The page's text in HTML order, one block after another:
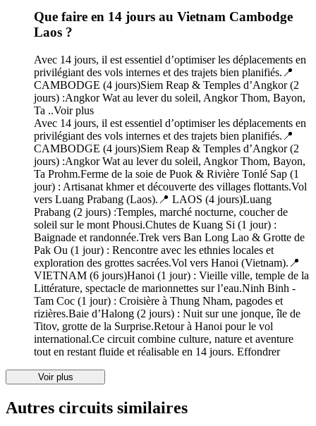
Que faire en 14 jours au Vietnam Cambodge
Laos ?
Avec 14 jours, il est essentiel d’optimiser les déplacements en
privilégiant des vols internes et des trajets bien planifiés.📍
CAMBODGE (4 jours)Siem Reap & Temples d’Angkor (2
jours) :Angkor Wat au lever du soleil, Angkor Thom, Bayon,
Ta ..Voir plus
Avec 14 jours, il est essentiel d’optimiser les déplacements en
privilégiant des vols internes et des trajets bien planifiés.📍
CAMBODGE (4 jours)Siem Reap & Temples d’Angkor (2
jours) :Angkor Wat au lever du soleil, Angkor Thom, Bayon,
Ta Prohm.Ferme de la soie de Puok & Rivière Tonlé Sap (1
jour) : Artisanat khmer et découverte des villages flottants.Vol
vers Luang Prabang (Laos).📍 LAOS (4 jours)Luang
Prabang (2 jours) :Temples, marché nocturne, coucher de
soleil sur le mont Phousi.Chutes de Kuang Si (1 jour) :
Baignade et randonnée.Trek vers Ban Long Lao & Grotte de
Pak Ou (1 jour) : Rencontre avec les ethnies locales et
exploration des grottes sacrées.Vol vers Hanoi (Vietnam).📍
VIETNAM (6 jours)Hanoi (1 jour) : Vieille ville, temple de la
Littérature, spectacle de marionnettes sur l’eau.Ninh Binh -
Tam Coc (1 jour) : Croisière à Thung Nham, pagodes et
rizières.Baie d’Halong (2 jours) : Nuit sur une jonque, île de
Titov, grotte de la Surprise.Retour à Hanoi pour le vol
international.Ce circuit combine culture, nature et aventure
tout en restant fluide et réalisable en 14 jours. Effondrer
Voir plus
Autres circuits similaires